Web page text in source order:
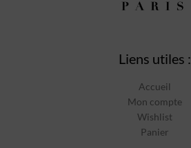
Liens utiles :
Accueil
Mon compte
Wishlist
Panier